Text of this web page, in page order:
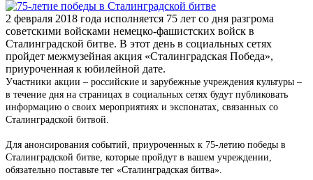
2 февраля 2018 года исполняется 75 лет со дня разгрома
советскими войсками немецко-фашистских войск в
Сталинградской битве. В этот день в социальных сетях
пройдет межмузейная акция «Сталинградская Победа»,
приуроченная к юбилейной дате.
Участники акции – российские и зарубежные учреждения культуры –
в течение дня на страницах в социальных сетях будут публиковать
информацию о своих мероприятиях и экспонатах, связанных со
Сталинградской битвой.
Для анонсирования событий, приуроченных к 75-летию победы в
Сталинградской битве, которые пройдут в вашем учреждении,
обязательно поставьте тег «Сталинградская битва».